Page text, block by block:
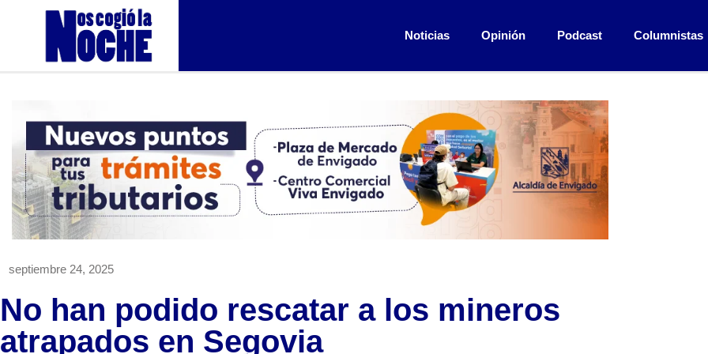
Noticias Opinión Podcast Columnistas
septiembre 24, 2025
No han podido rescatar a los mineros
atrapados en Segovia